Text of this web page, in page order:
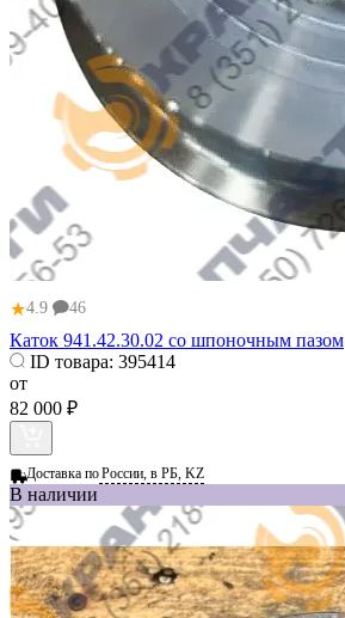
★4.9 46
Каток 941.42.30.02 со шпоночным пазом
ID товара: 395414
от
82 000 ₽
Доставка поРоссии, в РБ, KZ
В наличии